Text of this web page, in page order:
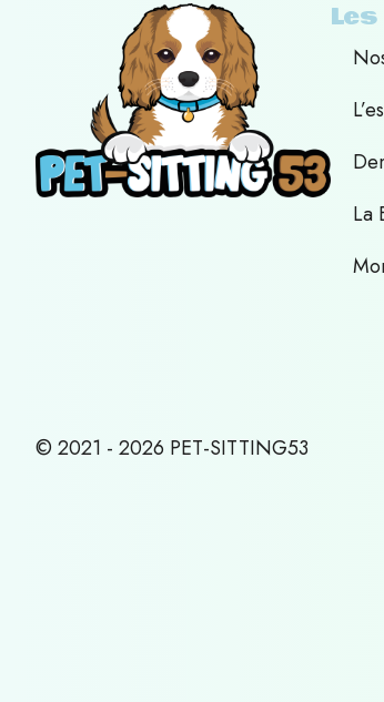
La
© 2021 - 2026 PET-SITTING53